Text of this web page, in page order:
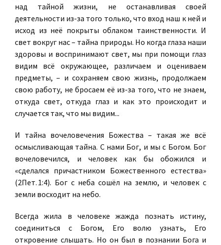
над тайной жизни, не останавливая своей
деятельности из-за того только, что вход наш к ней и
исход из неё покрыты облаком таинственности. И
свет вокруг нас – тайна природы. Но когда глаза наши
здоровы и воспринимают свет, мы при помощи глаз
видим всё окружающее, различаем и оцениваем
предметы, – и сохраняем свою жизнь, продолжаем
свою работу, не бросаем её из-за того, что не знаем,
откуда свет, откуда глаз и как это происходит и
случается так, что мы видим...
И тайна вочеловечения Божества – такая же всё
осмысливающая тайна. С нами Бог, и мы с Богом. Бог
вочеловечился, и человек как бы обожился и
«сделался причастником Божественного естества»
(2Пет. 1:4). Бог с неба сошёл на землю, и человек с
земли восходит на небо.
Всегда жила в человеке жажда познать истину,
соединиться с Богом, Его волю узнать, Его
откровение слышать. Но он был в познании Бога и